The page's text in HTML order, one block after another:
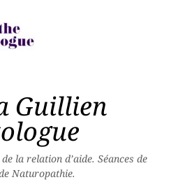
Guillien
la relation d’aide. Séances de
Naturopathie.